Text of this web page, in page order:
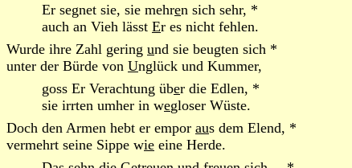
Er segnet sie, sie mehren sich sehr, *
auch an Vieh lässt Er es nicht fehlen.
Wurde ihre Zahl gering und sie beugten sich *
unter der Bürde von Unglück und Kummer,
goss Er Verachtung über die Edlen, *
sie irrten umher in wegloser Wüste.
Doch den Armen hebt er empor aus dem Elend, *
vermehrt seine Sippe wie eine Herde.